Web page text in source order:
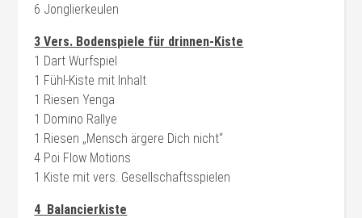
6 Jonglierkeulen
3 Vers. Bodenspiele für drinnen-Kiste
1 Dart Wurfspiel
1 Fühl-Kiste mit Inhalt
1 Riesen Yenga
1 Domino Rallye
1 Riesen „Mensch ärgere Dich nicht“
4 Poi Flow Motions
1 Kiste mit vers. Gesellschaftsspielen
4 Balancierkiste